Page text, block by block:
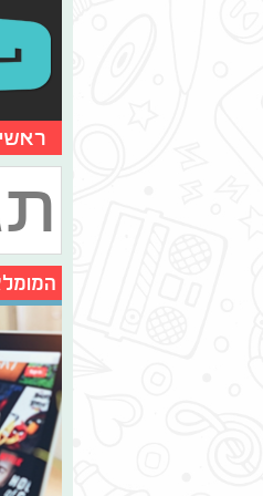
ראשי